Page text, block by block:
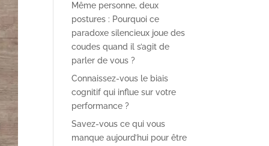
Même personne, deux
postures : Pourquoi ce
paradoxe silencieux joue des
coudes quand il s’agit de
parler de vous ?
Connaissez-vous le biais
cognitif qui influe sur votre
performance ?
Savez-vous ce qui vous
manque aujourd’hui pour être